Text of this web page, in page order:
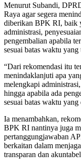
Menurut Subandi,
Raya agar segera
diberikan BPK RI, baik
administrasi,
pengembalian apabila
sesuai batas waktu
“Dari rekomendasi itu
menindaklanjuti apa
melengkapi
hingga apabila ada
sesuai batas waktu
Ia menambahkan,
BPK RI nantinya juga
pertanggungjawaban
berkaitan dalam
transparan dan